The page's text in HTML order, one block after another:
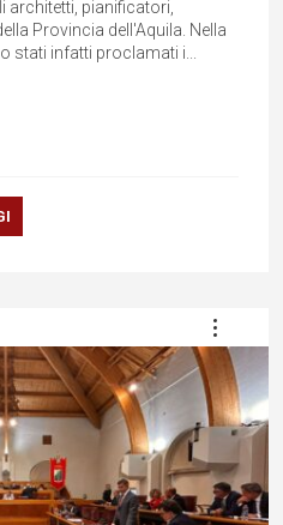
architetti, pianificatori,
Provincia dell'Aquila. Nella
stati infatti proclamati i...